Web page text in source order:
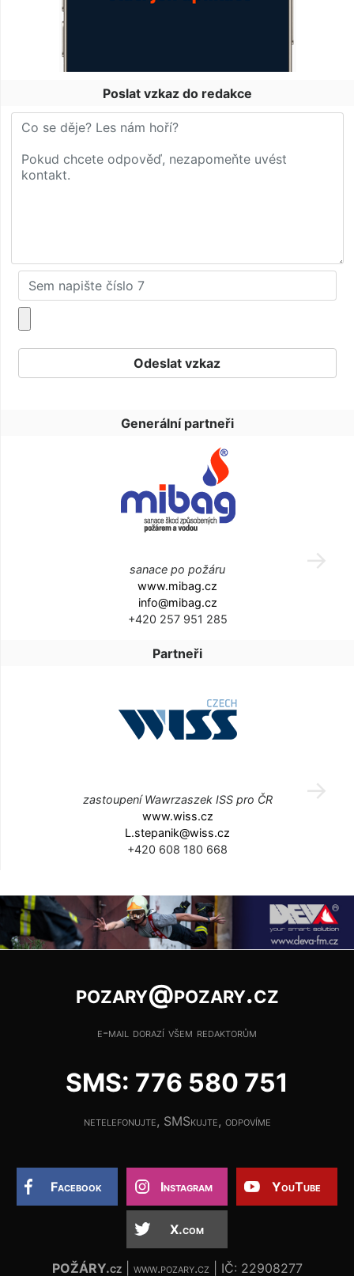
Poslat vzkaz do redakce
Generální partneři
sanace po požáru
www.mibag.cz
info@mibag.cz
+420 257 951 285
Partneři
zastoupení Wawrzaszek ISS pro ČR
www.wiss.cz
L.stepanik@wiss.cz
+420 608 180 668
pozary@pozary.cz
e-mail dorazí všem redaktorům
SMS: 776 580 751
netelefonujte, SMSkujte, odpovíme
Facebook Instagram YouTube
X.com
POŽÁRY.cz| www.pozary.cz | IČ: 22908277